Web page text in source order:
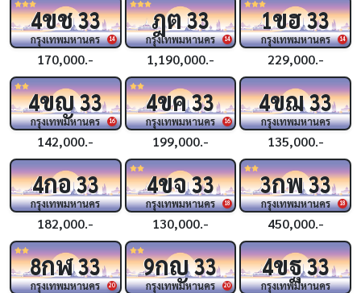
14
4ขช33
กรุงเทพมหานคร
170,000.-
14
ฎต33
กรุงเทพมหานคร
1,190,000.-
14
1ขฮ33
กรุงเทพมหานคร
229,000.-
16
4ขญ33
กรุงเทพมหานคร
142,000.-
16
4ขค33
กรุงเทพมหานคร
199,000.-
4ขฌ33
กรุงเทพมหานคร
135,000.-
4กอ33
กรุงเทพมหานคร
182,000.-
18
4ขจ33
กรุงเทพมหานคร
130,000.-
18
3กพ33
กรุงเทพมหานคร
450,000.-
20
8กฬ33
กรุงเทพมหานคร 20
9กญ33
กรุงเทพมหานคร
4ขฐ33
กรุงเทพมหานคร